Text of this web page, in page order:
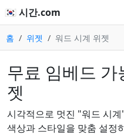
🇰🇷 시간.com
홈 위젯 워드 시계 위젯
무료 임베드 가
젯
시각적으로 멋진 "워드 시
색상과 스타일을 맞춤 설정